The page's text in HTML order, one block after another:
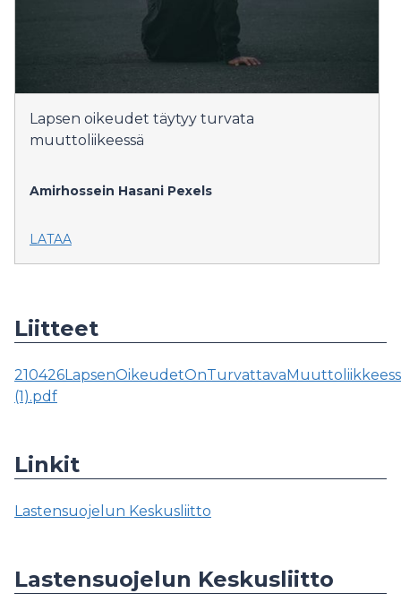
Lapsen oikeudet täytyy turvata
muuttoliikeessä
Amirhossein Hasani Pexels
LATAA
Liitteet
(1).pdf
Linkit
Lastensuojelun Keskusliitto
Lastensuojelun Keskusliitto